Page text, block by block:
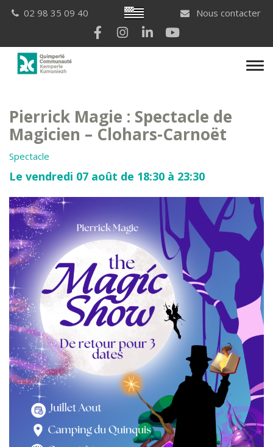
Breton
02 98 35 09 40
Nous contacter
Lien vers le compte Facebook
Lien vers le compte Instagram
Lien vers le compte
Pierrick Magie : Spectacle de
Magicien – Clohars-Carnoët
Spectacle
Le vendredi 07 août de 18:30 à 23:30